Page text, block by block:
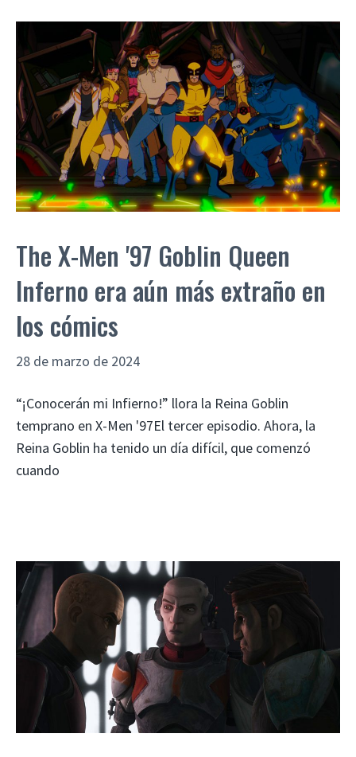
The X-Men '97 Goblin Queen
Inferno era aún más extraño en
los cómics
28 de marzo de 2024
“¡Conocerán mi Infierno!” llora la Reina Goblin
temprano en X-Men '97El tercer episodio. Ahora, la
Reina Goblin ha tenido un día difícil, que comenzó
cuando